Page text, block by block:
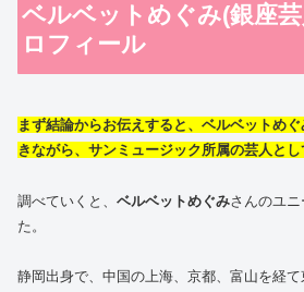
ベルベットめぐみ(銀座
ロフィール
まず結論からお伝えすると、ベルベットめ
きながら、サンミュージック所属の芸人とし
調べていくと、 ベルベットめぐみさんのユ
た。
静岡出身で、中国の上海、京都、富山を経